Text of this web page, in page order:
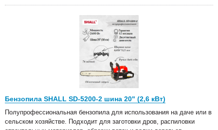
Бензопила SHALL SD-5200-2 шина 20" (2,6 кВт)
Полупрофессиональная бензопила для использования на даче или в
сельском хозяйстве. Подходит для заготовки дров, распиловки